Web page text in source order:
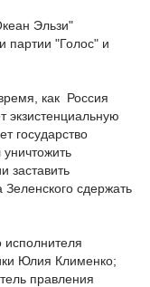
Эльзи"
партии "Голос" и
как Россия
экзистенциальную
государство
заставить
сдержать
исполнителя
Юлия Клименко;
правления